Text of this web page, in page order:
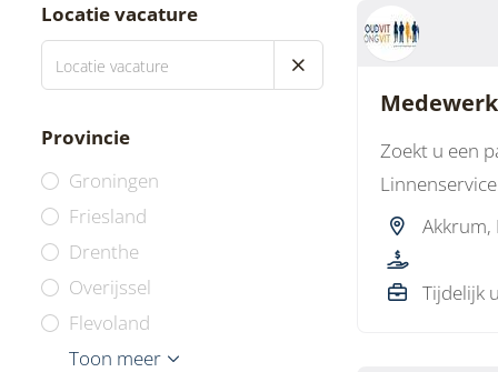
Locatie vacature
Provincie
Groningen
Friesland
Drenthe
Overijssel
Flevoland
Gelderland
Utrecht
Noord-Holland
Zuid-Holland
Zeeland
Noord-Brabant
Limburg
Toon meer
Zoekt u een
Akkrum,
Tijdelijk